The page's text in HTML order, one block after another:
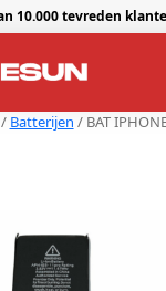
10.000 tevreden
/ Batterijen / BAT